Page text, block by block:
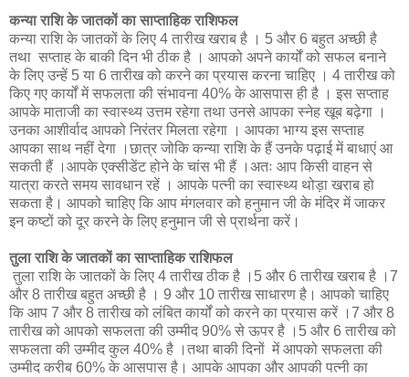
कन्या राशि के जातकों का साप्ताहिक राशिफल
कन्या राशि के जातकों के लिए 4 तारीख खराब है । 5 और 6 बहुत अच्छी है
तथा सप्ताह के बाकी दिन भी ठीक है । आपको अपने कार्यों को सफल बनाने
के लिए उन्हें 5 या 6 तारीख को करने का प्रयास करना चाहिए । 4 तारीख को
किए गए कार्यों में सफलता की संभावना 40% के आसपास ही है । इस सप्ताह
आपके माताजी का स्वास्थ्य उत्तम रहेगा तथा उनसे आपका स्नेह खूब बढ़ेगा ।
उनका आशीर्वाद आपको निरंतर मिलता रहेगा । आपका भाग्य इस सप्ताह
आपका साथ नहीं देगा ।छात्र जोकि कन्या राशि के हैं उनके पढ़ाई में बाधाएं आ
सकती हैं ।आपके एक्सीडेंट होने के चांस भी हैं ।अतः आप किसी वाहन से
यात्रा करते समय सावधान रहें । आपके पत्नी का स्वास्थ्य थोड़ा खराब हो
सकता है। आपको चाहिए कि आप मंगलवार को हनुमान जी के मंदिर में जाकर
इन कष्टों को दूर करने के लिए हनुमान जी से प्रार्थना करें।
तुला राशि के जातकों का साप्ताहिक राशिफल
तुला राशि के जातकों के लिए 4 तारीख ठीक है ।5 और 6 तारीख खराब है ।7
और 8 तारीख बहुत अच्छी है । 9 और 10 तारीख साधारण है। आपको चाहिए
कि आप 7 और 8 तारीख को लंबित कार्यों को करने का प्रयास करें ।7 और 8
तारीख को आपको सफलता की उम्मीद 90% से ऊपर है ।5 और 6 तारीख को
सफलता की उम्मीद कुल 40% है ।तथा बाकी दिनों में आपको सफलता की
उम्मीद करीब 60% के आसपास है। आपके आपका और आपकी पत्नी का